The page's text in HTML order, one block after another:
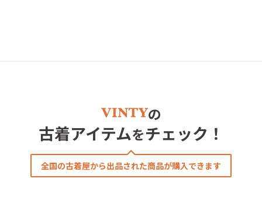
の
古着アイテムをチェック！
全国の古着屋から出品された商品が購入できます